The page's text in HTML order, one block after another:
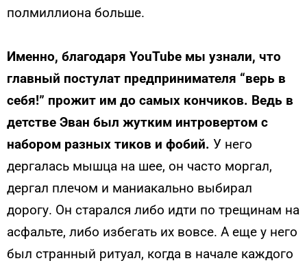
полмиллиона больше.
Именно, благодаря YouTube мы узнали, что
главный постулат предпринимателя “верь в
себя!” прожит им до самых кончиков. Ведь в
детстве Эван был жутким интровертом с
набором разных тиков и фобий. У него
дергалась мышца на шее, он часто моргал,
дергал плечом и маниакально выбирал
дорогу. Он старался либо идти по трещинам на
асфальте, либо избегать их вовсе. А еще у него
был странный ритуал, когда в начале каждого